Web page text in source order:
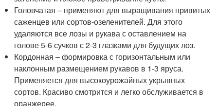
Головчатая – применяют для выращивания привитых
саженцев или сортов-озеленителей. Для этого
удаляются все лозы и рукава с оставлением на
голове 5-6 сучков с 2-3 глазками для будущих лоз.
Кордонная – формировка с горизонтальным или
наклонным размещением рукавов в 1-3 яруса.
Применяется для высокоурожайных укрывных
сортов. Красиво смотрится и легко обслуживается в
оранжерее.